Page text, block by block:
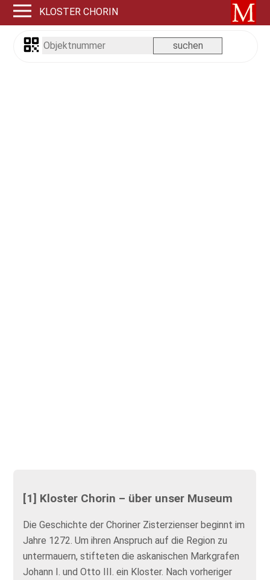
KLOSTER CHORIN
[1] Kloster Chorin – über unser Museum
Die Geschichte der Choriner Zisterzienser beginnt im
Jahre 1272. Um ihren Anspruch auf die Region zu
untermauern, stifteten die askanischen Markgrafen
Johann I. und Otto III. ein Kloster. Nach vorheriger